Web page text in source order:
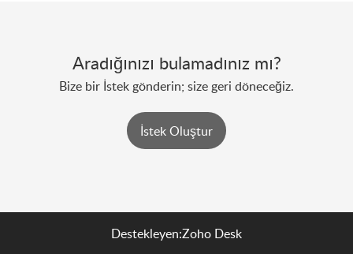
Aradığınızı bulamadınız mı?
Bize bir İstek gönderin; size geri döneceğiz.
İstek Oluştur
Destekleyen:Zoho Desk